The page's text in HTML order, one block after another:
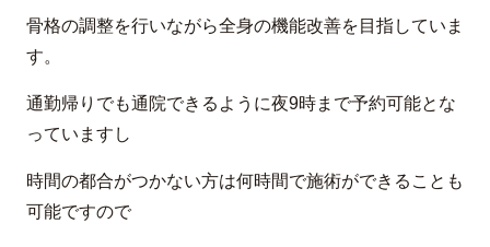
骨格の調整を行いながら全身の機能改善を目指していま
す。
通勤帰りでも通院できるように夜9時まで予約可能とな
っていますし
時間の都合がつかない方は何時間で施術ができることも
可能ですので